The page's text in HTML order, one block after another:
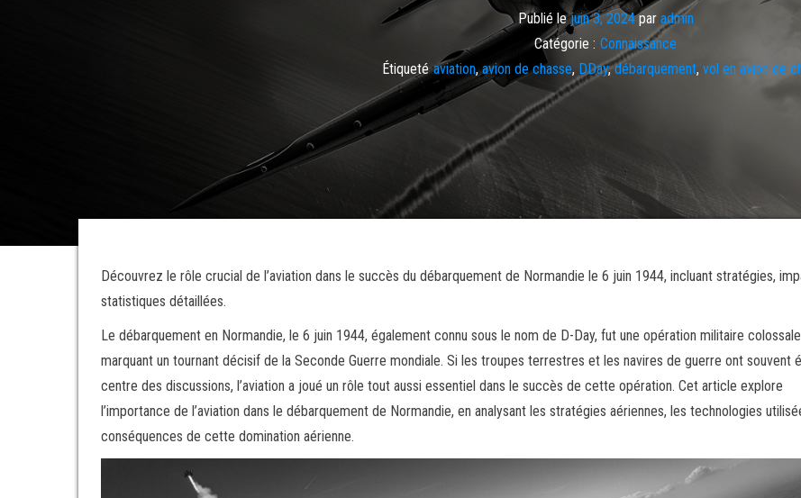
Publié lejuin 3, 2024par admin
Catégorie : Connaissance
Étiqueté aviation,avion de chasse, DDay,débarquement, vol en avion de
Découvrez le rôle crucial de l’aviation dans le succès du débarquement de Normandie le 6 juin 1944, incluant stratégies,
statistiques détaillées.
Le débarquement en Normandie, le 6 juin 1944, également connu sous le nom de D-Day, fut une opération militaire colossale
marquant un tournant décisif de la Seconde Guerre mondiale. Si les troupes terrestres et les navires de guerre ont souvent
centre des discussions, l’aviation a joué un rôle tout aussi essentiel dans le succès de cette opération. Cet article explore
l’importance de l’aviation dans le débarquement de Normandie, en analysant les stratégies aériennes, les technologies
conséquences de cette domination aérienne.